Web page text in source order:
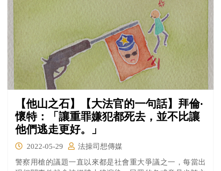
【他山之石】【大法官的一句話】拜倫·
懷特：「讓重罪嫌犯都死去，並不比讓
他們逃走更好。」
2022-05-29
法操司想傳媒
警察用槍的議題一直以來都是社會重大爭議之一，每當出